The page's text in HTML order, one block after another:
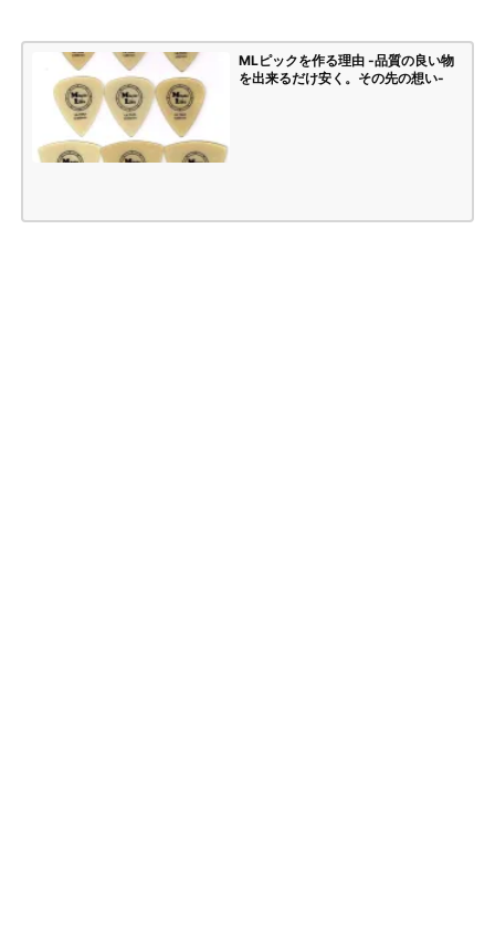
MLピックを作る理由 -品質の良い物
を出来るだけ安く。その先の想い-